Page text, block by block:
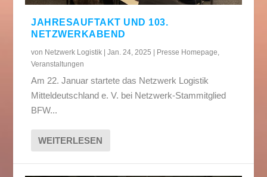
JAHRESAUFTAKT UND 103.
NETZWERKABEND
von Netzwerk Logistik |Jan. 24, 2025 Presse Homepage,
Veranstaltungen
Am 22. Januar startete das Netzwerk Logistik
Mitteldeutschland e. V. bei Netzwerk-Stammitglied
BFW...
WEITERLESEN